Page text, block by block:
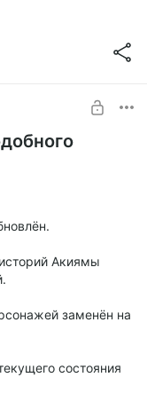
Акиямы
заменён на
состояния